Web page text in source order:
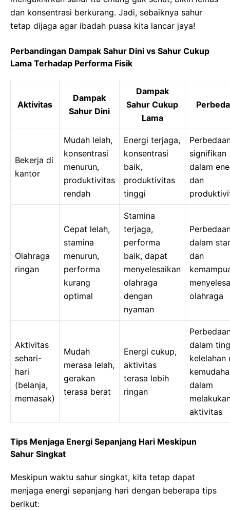
dan konsentrasi berkurang. Jadi, sebaiknya sahur
tetap dijaga agar ibadah puasa kita lancar jaya!
Perbandingan Dampak Sahur Dini vs Sahur Cukup
Lama Terhadap Performa Fisik
Aktivitas
Dampak
Sahur Dini
Dampak
Sahur Cukup
Lama
Bekerja di
kantor
Mudah lelah,
konsentrasi
menurun,
produktivitas
rendah
Energi terjaga,
konsentrasi
baik,
produktivitas
tinggi
signifikan
dalam
dan
Olahraga
ringan
Cepat lelah,
stamina
menurun,
performa
kurang
optimal
Stamina
terjaga,
performa
baik, dapat
menyelesaikan
olahraga
dengan
nyaman
dalam
dan
olahraga
Aktivitas
sehari-
hari
(belanja,
memasak)
Mudah
merasa lelah,
gerakan
terasa berat
Energi cukup,
aktivitas
terasa lebih
ringan
dalam
kelelahan
dalam
aktivitas
Tips Menjaga Energi Sepanjang Hari Meskipun
Sahur Singkat
Meskipun waktu sahur singkat, kita tetap dapat
menjaga energi sepanjang hari dengan beberapa tips
berikut: